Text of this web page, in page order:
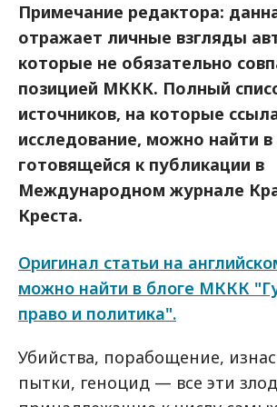
Примечание редактора:
отражает личные взгляды
которые не обязательно
позицией МККК. Полный
источников, на которые
исследование, можно найти в
готовящейся к публикации в
Международном журнале
Креста.
Оригинал статьи на
можно найти в блоге МККК
право и политика".
Убийства, порабощение,
пытки, геноцид — все эти